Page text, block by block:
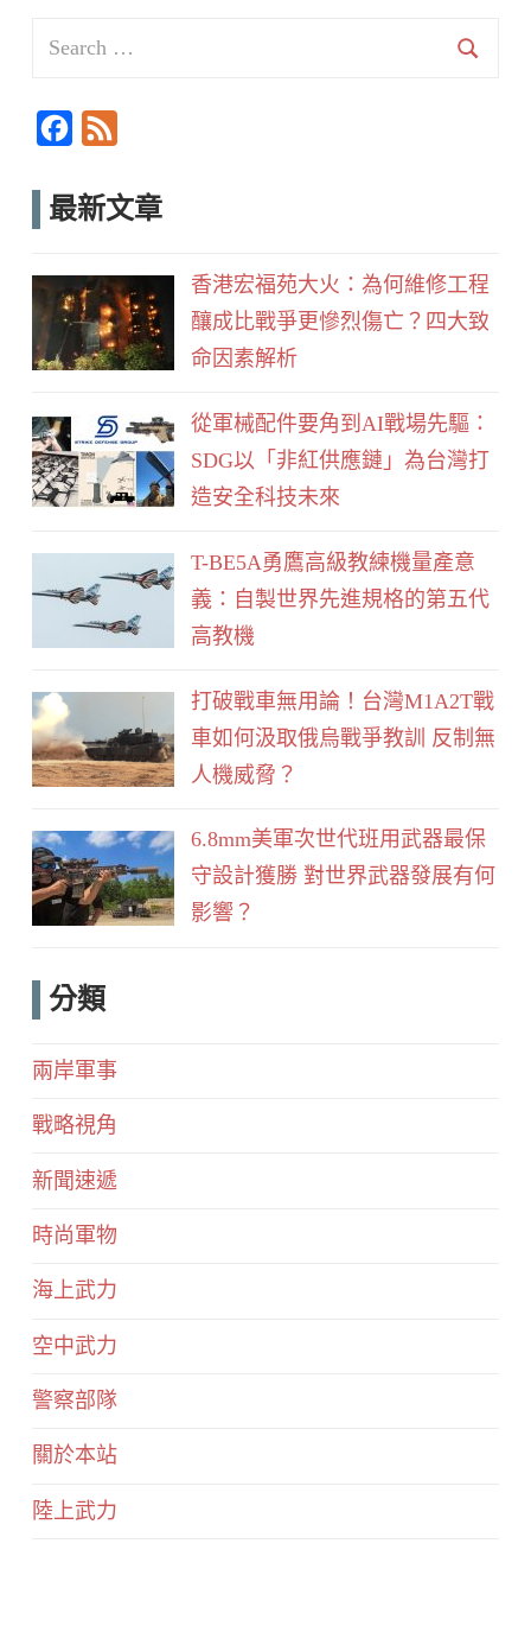
c
o
k
e
最新文章
香港宏福苑大火：為何維修工程
釀成比戰爭更慘烈傷亡？四大致
命因素解析
從軍械配件要角到AI戰場先驅：
SDG以「非紅供應鏈」為台灣打
造安全科技未來
T-BE5A勇鷹高級教練機量產意
義：自製世界先進規格的第五代
高教機
打破戰車無用論！台灣M1A2T戰
車如何汲取俄烏戰爭教訓 反制無
人機威脅？
6.8mm美軍次世代班用武器最保
守設計獲勝 對世界武器發展有何
影響？
分類
兩岸軍事
戰略視角
新聞速遞
時尚軍物
海上武力
空中武力
警察部隊
關於本站
陸上武力